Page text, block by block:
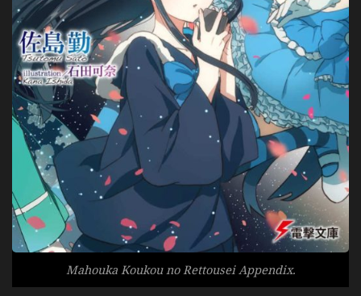
Mahouka Koukou no Rettousei Appendix.